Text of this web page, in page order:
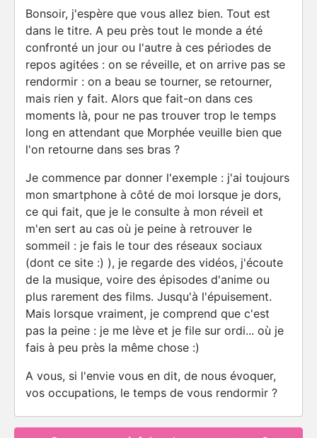
Bonsoir, j'espère que vous allez bien. Tout est
dans le titre. A peu près tout le monde a été
confronté un jour ou l'autre à ces périodes de
repos agitées : on se réveille, et on arrive pas se
rendormir : on a beau se tourner, se retourner,
mais rien y fait. Alors que fait-on dans ces
moments là, pour ne pas trouver trop le temps
long en attendant que Morphée veuille bien que
l'on retourne dans ses bras ?
Je commence par donner l'exemple : j'ai toujours
mon smartphone à côté de moi lorsque je dors,
ce qui fait, que je le consulte à mon réveil et
m'en sert au cas où je peine à retrouver le
sommeil : je fais le tour des réseaux sociaux
(dont ce site :) ), je regarde des vidéos, j'écoute
de la musique, voire des épisodes d'anime ou
plus rarement des films. Jusqu'à l'épuisement.
Mais lorsque vraiment, je comprend que c'est
pas la peine : je me lève et je file sur ordi... où je
fais à peu près la même chose :)
A vous, si l'envie vous en dit, de nous évoquer,
vos occupations, le temps de vous rendormir ?